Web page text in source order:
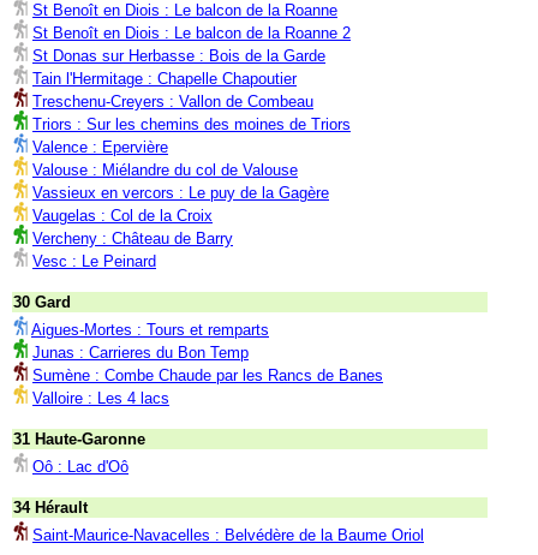
St Benoît en Diois : Le balcon de la Roanne
St Benoît en Diois : Le balcon de la Roanne 2
St Donas sur Herbasse : Bois de la Garde
Tain l'Hermitage : Chapelle Chapoutier
Treschenu-Creyers : Vallon de Combeau
Triors : Sur les chemins des moines de Triors
Valence : Epervière
Valouse : Miélandre du col de Valouse
Vassieux en vercors : Le puy de la Gagère
Vaugelas : Col de la Croix
Vercheny : Château de Barry
Vesc : Le Peinard
30 Gard
Aigues-Mortes : Tours et remparts
Junas : Carrieres du Bon Temp
Sumène : Combe Chaude par les Rancs de Banes
Valloire : Les 4 lacs
31 Haute-Garonne
Oô : Lac d'Oô
34 Hérault
Saint-Maurice-Navacelles : Belvédère de la Baume Oriol